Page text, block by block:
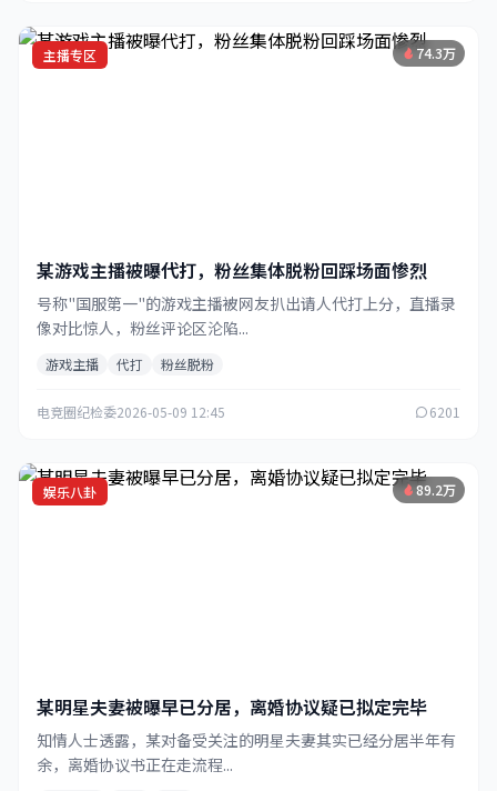
主播专区 74.3万
某游戏主播被曝代打，粉丝集体脱粉回踩场面惨烈
号称"国服第一"的游戏主播被网友扒出请人代打上分，直播录
像对比惊人，粉丝评论区沦陷...
游戏主播 代打 粉丝脱粉
电竞圈纪检委2026-05-09 12:45 6201
娱乐八卦 89.2万
某明星夫妻被曝早已分居，离婚协议疑已拟定完毕
知情人士透露，某对备受关注的明星夫妻其实已经分居半年有
余，离婚协议书正在走流程...